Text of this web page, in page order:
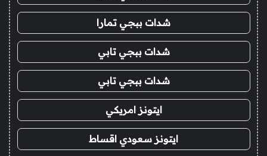
شدات ببجي تمارا
شدات ببجي تابي
شدات ببجي تابي
ايتونز امريكي
ايتونز سعودي اقساط